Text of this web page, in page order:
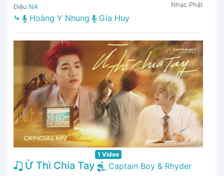
Điệu NA Nhạc Phật
⤷ Hoàng Y Nhung Gia Huy
1 Video
Ừ Thì Chia Tay
Captain Boy & Rhyder